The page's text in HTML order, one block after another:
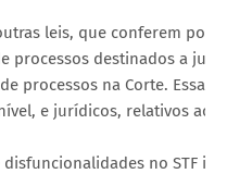
leis, que conferem
processos destinados a
processos na Corte. Essa
e jurídicos, relativos ao
no STF